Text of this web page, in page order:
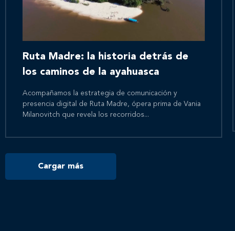
Ruta Madre: la historia detrás de
los caminos de la ayahuasca
Acompañamos la estrategia de comunicación y
presencia digital de Ruta Madre, ópera prima de Vania
Milanovitch que revela los recorridos...
Cargar más